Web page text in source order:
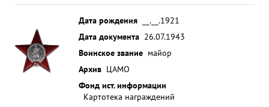
Дата рождения
__.__.1921
Дата документа 26.07.1943
Воинское звание майор
Архив ЦАМО
Фонд ист. информации
Картотека награждений